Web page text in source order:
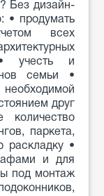
Без дизайн-
• продумать
всех
• учесть и
семьи •
друг
количество
паркета,
раскладку •
и для
под монтаж